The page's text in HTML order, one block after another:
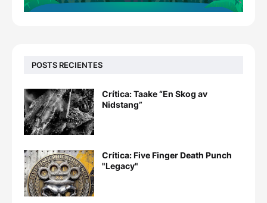
POSTS RECIENTES
Crítica: Taake “En Skog av
Nidstang”
Crítica: Five Finger Death Punch
"Legacy"